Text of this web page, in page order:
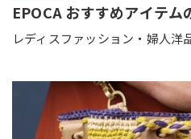
EPOCA おすすめアイテム
レディスファッション・婦人洋